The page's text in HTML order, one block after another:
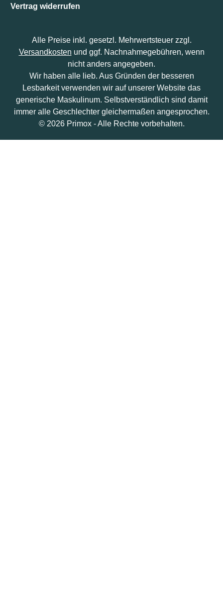
Vertrag widerrufen
Alle Preise inkl. gesetzl. Mehrwertsteuer zzgl.
Versandkosten und ggf. Nachnahmegebühren, wenn
nicht anders angegeben.
Wir haben alle lieb. Aus Gründen der besseren
Lesbarkeit verwenden wir auf unserer Website das
generische Maskulinum. Selbstverständlich sind damit
immer alle Geschlechter gleichermaßen angesprochen.
© 2026 Primox - Alle Rechte vorbehalten.